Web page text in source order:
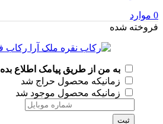
0 موارد
فروخته شده
به من از طریق پیامک اطلاع بده
زمانیکه محصول حراج شد
زمانیکه محصول موجود شد
ثبت